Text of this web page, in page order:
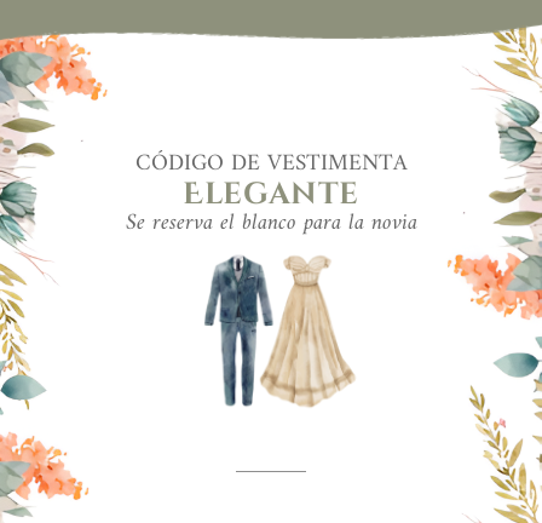
CÓDIGO DE VESTIMENTA
Elegante
Se reserva el blanco para la novia